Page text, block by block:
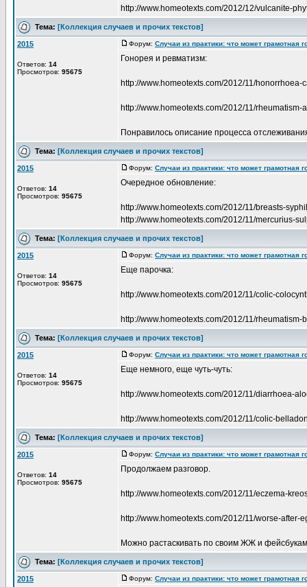
http://www.homeotexts.com/2012/12/vulcanite-
Тема: [Коллекция случаев и прочих текстов]
2015
Ответов: 14
Просмотров: 95675
Форум: Случаи из практики: что может грамотная
Гонорея и ревматизм:
http://www.homeotexts.com/2012/11/honorrhoea-
http://www.homeotexts.com/2012/11/rheumatism-
Понравилось описание процесса
Тема: [Коллекция случаев и прочих текстов]
2015
Ответов: 14
Просмотров: 95675
Форум: Случаи из практики: что может грамотная
Очередное обновление:
http://www.homeotexts.com/2012/11/breasts-
http://www.homeotexts.com/2012/11/mercurius-
Тема: [Коллекция случаев и прочих текстов]
2015
Ответов: 14
Просмотров: 95675
Форум: Случаи из практики: что может грамотная
Еще парочка:
http://www.homeotexts.com/2012/11/colic-
http://www.homeotexts.com/2012/11/rheumatism-
Тема: [Коллекция случаев и прочих текстов]
2015
Ответов: 14
Просмотров: 95675
Форум: Случаи из практики: что может грамотная
Еще немного, еще чуть-чуть:
http://www.homeotexts.com/2012/11/diarrhoea-
http://www.homeotexts.com/2012/11/colic-
Тема: [Коллекция случаев и прочих текстов]
2015
Ответов: 14
Просмотров: 95675
Форум: Случаи из практики: что может грамотная
Продолжаем разговор.
http://www.homeotexts.com/2012/11/eczema-
http://www.homeotexts.com/2012/11/worse-after-
Можно растаскивать по своим ЖЖ и
Тема: [Коллекция случаев и прочих текстов]
2015 Форум: Случаи из практики: что может грамотная